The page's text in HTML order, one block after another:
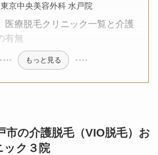
京中央美容外科 水戸院
医療脱毛クリニック一覧と介護
有無
もっと見る
市の介護脱毛（VIO脱毛）お
ック３院